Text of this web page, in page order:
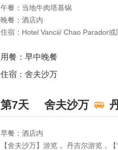
午餐：当地牛肉塔基锅
晚餐：酒店内
住宿：Hotel Vancii/ Chao Parador或
用餐：早中晚餐
住宿：舍夫沙万
第7天 舍夫沙万
早餐：酒店内
【舍夫沙万】游览， 丹吉尔游览，【